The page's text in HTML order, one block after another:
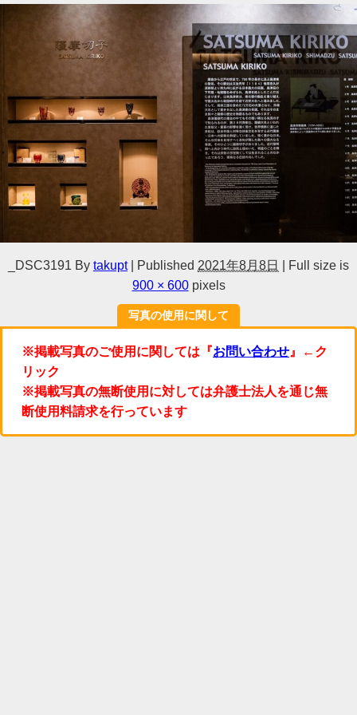
_DSC3191 By takupt Published 2021年8月8日
Full size is
900 × 600pixels
写真の使用に関して
※掲載写真のご使用に関しては『お問い合わせ 』←ク
リック
※掲載写真の無断使用に対しては弁護士法人を通じ無
断使用料請求を行っています